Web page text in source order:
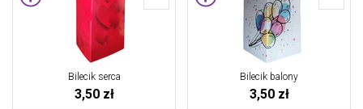
Bilecik serca
3,50 zł
Bilecik balony
3,50 zł